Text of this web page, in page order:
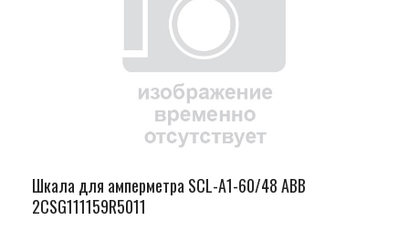
Шкала для амперметра SCL-A1-60/48 ABB
2CSG111159R5011